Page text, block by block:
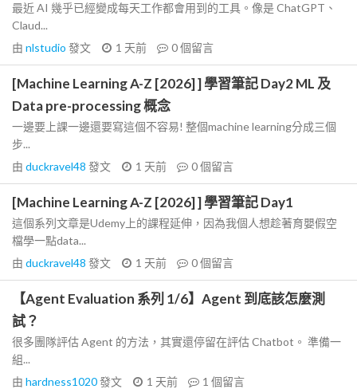
最近 AI 幾乎已經變成每天工作都會用到的工具。像是 ChatGPT、
Claud...
由 nlstudio 發文 1 天前 0個留言
[Machine Learning A-Z [2026] ] 學習筆記 Day2 ML 及
Data pre-processing 概念
一邊要上課一邊還要寫這個不容易! 整個machine learning分成三個
步...
由 duckravel48 發文 1 天前 0個留言
[Machine Learning A-Z [2026] ] 學習筆記 Day1
這個系列文章是Udemy上的課程延伸，因為我個人想趁著育嬰假空
檔學一點data...
由 duckravel48 發文 1 天前 0個留言
【Agent Evaluation 系列 1/6】Agent 到底該怎麼測
試？
很多團隊評估 Agent 的方法，其實還停留在評估 Chatbot。 準備一
組...
由 hardness1020發文 1 天前 1 個留言